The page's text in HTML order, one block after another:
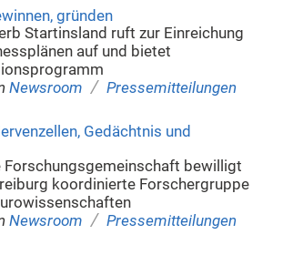
gründen
Startinsland ruft zur Einreichung
auf und bietet
Newsroom / Pressemitteilungen
Gedächtnis und
Forschungsgemeinschaft bewilligt
koordinierte Forschergruppe
Newsroom / Pressemitteilungen